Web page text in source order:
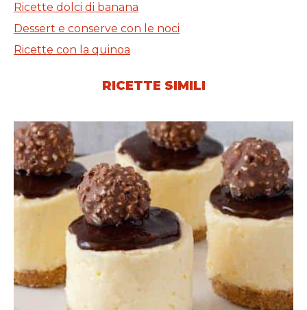
Ricette dolci di banana
Dessert e conserve con le noci
Ricette con la quinoa
RICETTE SIMILI